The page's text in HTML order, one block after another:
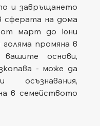
и завръщането
сферата на дома
от март до юни
промяна в
основи,
- може да
в семейството